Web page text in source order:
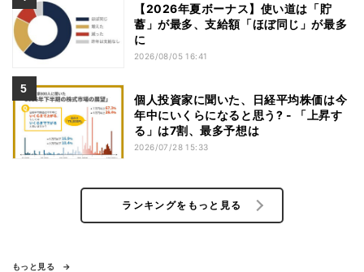
【2026年夏ボーナス】使い道は「貯
蓄」が最多、支給額「ほぼ同じ」が最多
に
2026/08/05 16:41
個人投資家に聞いた、日経平均株価は今
年中にいくらになると思う? - 「上昇す
る」は7割、最多予想は
2026/07/28 15:33
ランキングをもっと見る
もっと見る